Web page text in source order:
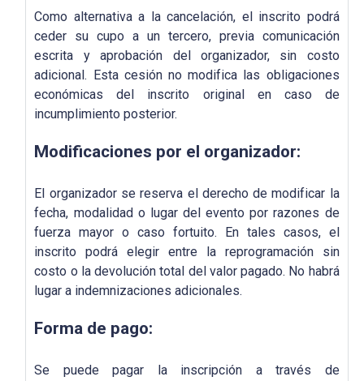
Como alternativa a la cancelación, el inscrito podrá
ceder su cupo a un tercero, previa comunicación
escrita y aprobación del organizador, sin costo
adicional. Esta cesión no modifica las obligaciones
económicas del inscrito original en caso de
incumplimiento posterior.
Modificaciones por el organizador:
El organizador se reserva el derecho de modificar la
fecha, modalidad o lugar del evento por razones de
fuerza mayor o caso fortuito. En tales casos, el
inscrito podrá elegir entre la reprogramación sin
costo o la devolución total del valor pagado. No habrá
lugar a indemnizaciones adicionales.
Forma de pago:
Se puede pagar la inscripción a través de